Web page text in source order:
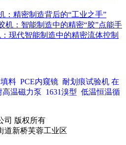
：精密制造背后的“工业之手”
机：智能制造中的精密“胶”点能手
现代智能制造中的精密流体控制
料 PCE内窥镜 耐划痕试验机 在
高温磁力泵 1631溴型 低温恒温循
司 版权所有
道新桥芙蓉工业区